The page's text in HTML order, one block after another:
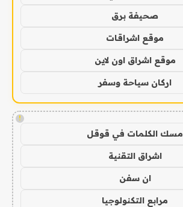
صحيفة برق
موقع اشراقات
موقع اشراق اون لاين
اركان سياحة وسفر
!
مسك الكلمات في قوقل
اشراق التقنية
ان سفن
مرابع التكنولوجيا